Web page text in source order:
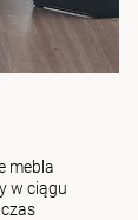
mebla
w ciągu